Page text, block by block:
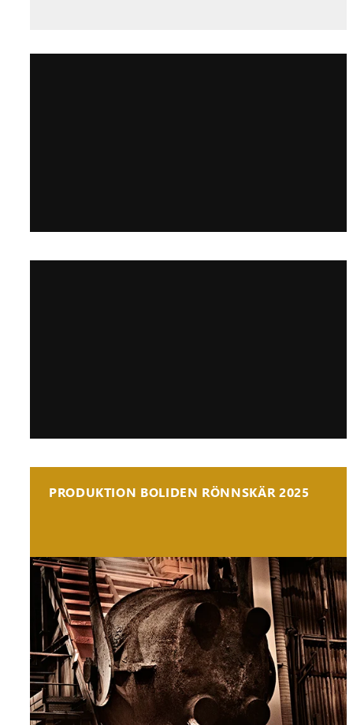
PRODUKTION BOLIDEN RÖNNSKÄR 2025